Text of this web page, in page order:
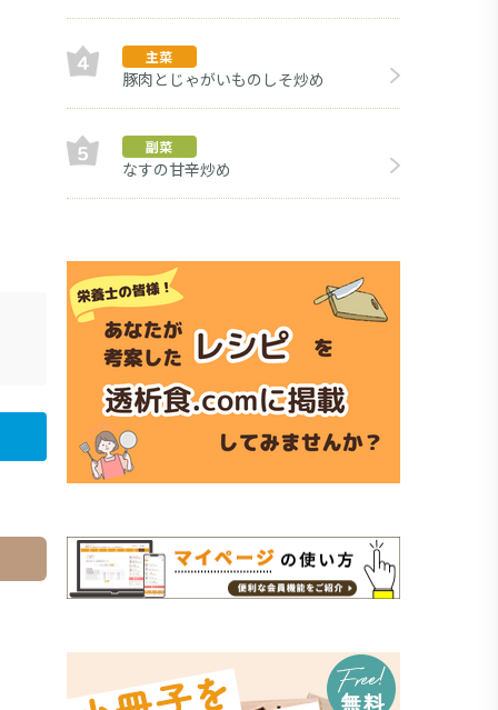
主菜
豚肉とじゃがいものしそ炒め
副菜
なすの甘辛炒め